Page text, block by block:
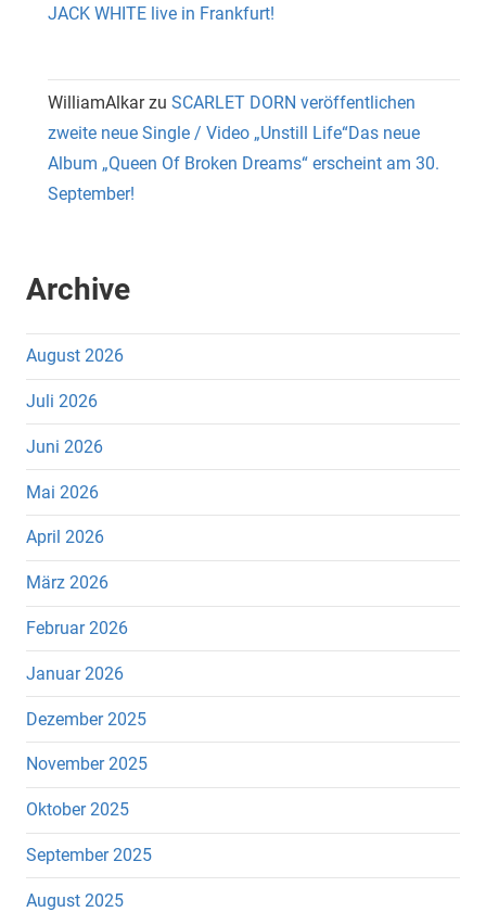
JACK WHITE live in Frankfurt!
WilliamAlkarzu SCARLET DORN veröffentlichen
zweite neue Single / Video „Unstill Life“Das neue
Album „Queen Of Broken Dreams“ erscheint am 30.
September!
Archive
August 2026
Juli 2026
Juni 2026
Mai 2026
April 2026
März 2026
Februar 2026
Januar 2026
Dezember 2025
November 2025
Oktober 2025
September 2025
August 2025